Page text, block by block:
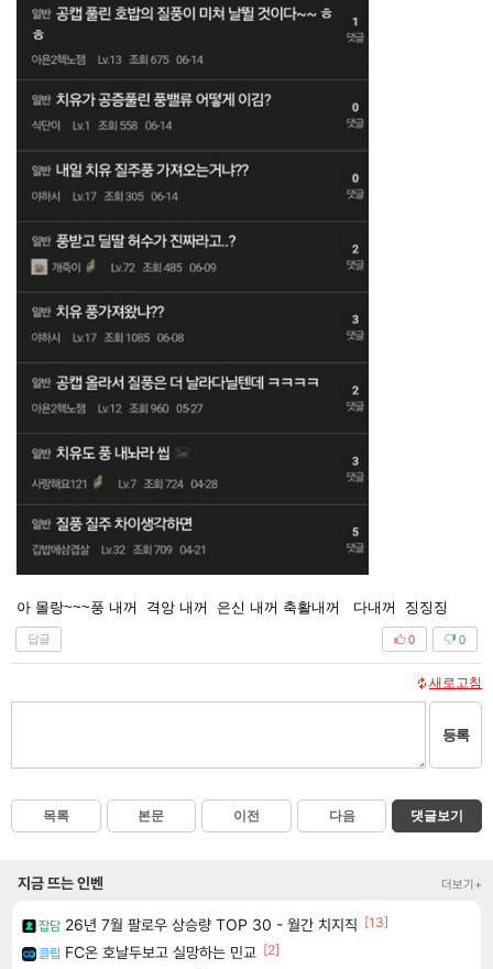
아 몰랑~~~풍 내꺼 격앙 내꺼 은신 내꺼 축활내꺼 다내꺼 징징징
답글 0
0
새로고침
등록
목록 본문 이전 다음 댓글보기
지금 뜨는 인벤 더보기+
잡담 26년 7월 팔로우 상승량 TOP 30 - 월간 치지직 [13]
클립 FC온 호날두보고 실망하는 민교 [2]